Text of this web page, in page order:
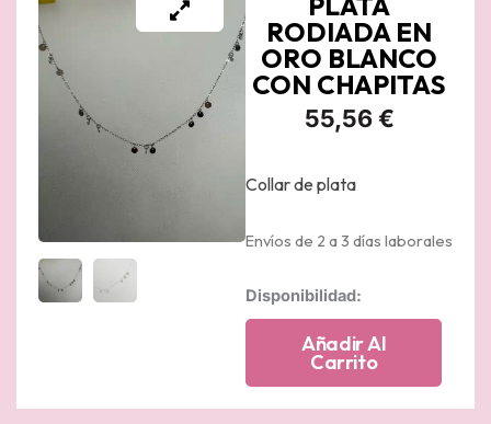
RODIADA EN
ORO BLANCO
CON CHAPITAS
55,56€
Collar de plata
Envíos de 2 a 3 días laborales
Disponibilidad:
Collar
en
Añadir Al
Carrito